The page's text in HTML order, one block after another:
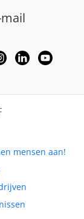
mensen aan!